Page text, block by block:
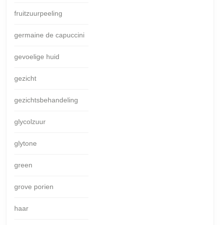
fruitzuurpeeling
germaine de capuccini
gevoelige huid
gezicht
gezichtsbehandeling
glycolzuur
glytone
green
grove porien
haar